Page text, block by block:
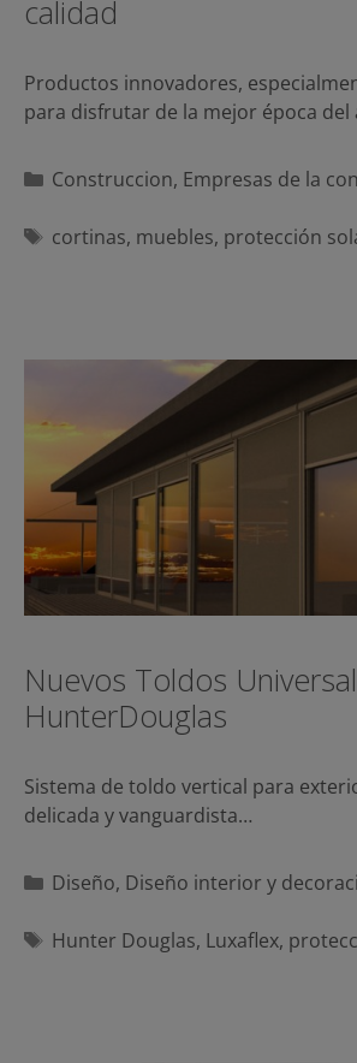
calidad
Productos innovadores,
para disfrutar de la mejor época del
Categorías
Construccion, Empresas de la
Etiquetas
cortinas, muebles, protección
Nuevos Toldos
HunterDouglas
Sistema de toldo vertical para
delicada y vanguardista…
Categorías
Diseño, Diseño interior y
Etiquetas
Hunter Douglas, Luxaflex,